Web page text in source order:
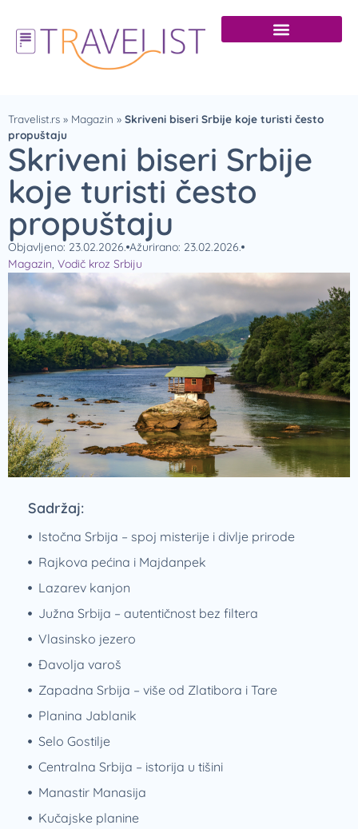
Travelist.rs » Magazin » Skriveni biseri Srbije koje turisti često
propuštaju
Skriveni biseri Srbije
koje turisti često
propuštaju
Objavljeno: 23.02.2026. Ažurirano: 23.02.2026.
Magazin, Vodič kroz Srbiju
Sadržaj:
Istočna Srbija – spoj misterije i divlje prirode
Rajkova pećina i Majdanpek
Lazarev kanjon
Južna Srbija – autentičnost bez filtera
Vlasinsko jezero
Đavolja varoš
Zapadna Srbija – više od Zlatibora i Tare
Planina Jablanik
Selo Gostilje
Centralna Srbija – istorija u tišini
Manastir Manasija
Kučajske planine